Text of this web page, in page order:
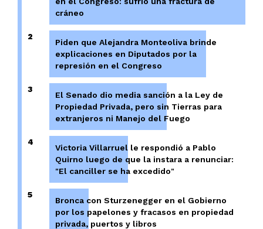
cráneo
2
Piden que Alejandra Monteoliva brinde
explicaciones en Diputados por la
represión en el Congreso
3
El Senado dio media sanción a la Ley de
Propiedad Privada, pero sin Tierras para
extranjeros ni Manejo del Fuego
4
Victoria Villarruel le respondió a Pablo
Quirno luego de que la instara a renunciar:
"El canciller se ha excedido"
5
Bronca con Sturzenegger en el Gobierno
por los papelones y fracasos en propiedad
privada, puertos y libros